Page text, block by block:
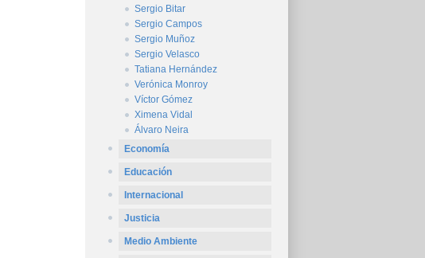
Sergio Bitar
Sergio Campos
Sergio Muñoz
Sergio Velasco
Tatiana Hernández
Verónica Monroy
Víctor Gómez
Ximena Vidal
Álvaro Neira
Economía
Educación
Internacional
Justicia
Medio Ambiente